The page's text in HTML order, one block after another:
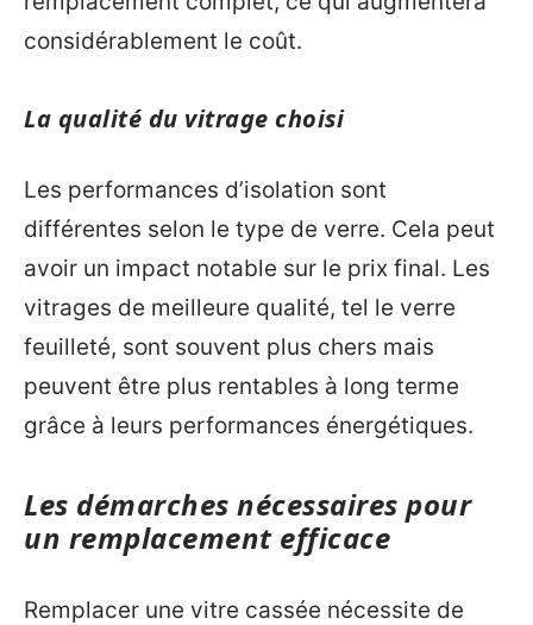
considérablement le coût.
La qualité du vitrage choisi
Les performances d’isolation sont
différentes selon le type de verre. Cela peut
avoir un impact notable sur le prix final. Les
vitrages de meilleure qualité, tel le verre
feuilleté, sont souvent plus chers mais
peuvent être plus rentables à long terme
grâce à leurs performances énergétiques.
Les démarches nécessaires pour
un remplacement efficace
Remplacer une vitre cassée nécessite de